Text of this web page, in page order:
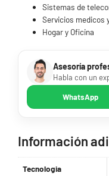
Sistemas de
Servicios medicos
Hogar y Oficina
Asesoría
Habla con un
WhatsApp
Información
Tecnologia